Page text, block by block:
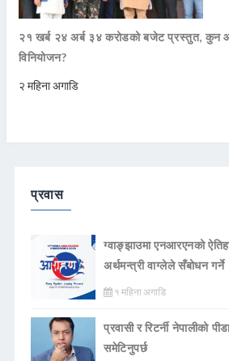
२१ खर्ब २४ अर्ब ३४ करोडको बजेट प्रस्तुत, कुन
विनियोजन?
२ महिना अगाडि
प्रवास
ग्वाङ्झाउमा एनआरएनको
अर्थमन्त्री वाग्लेले सँबोधन गर्ने
१ महिना अगाडि
प्रवासी र रिटर्नी नेपालीको
समेटिनुपर्छ